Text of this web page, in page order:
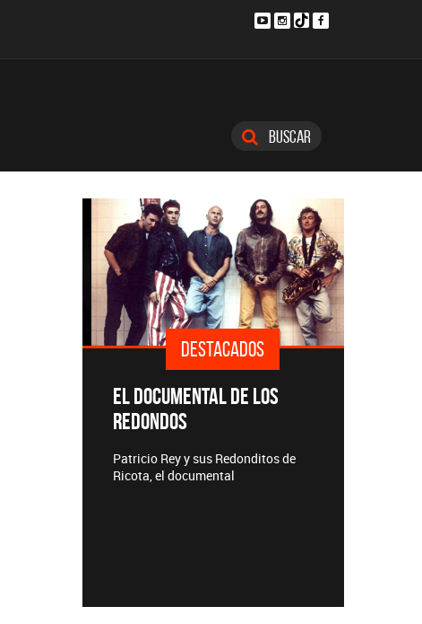
Buscar
DESTACADOS
EL DOCUMENTAL DE LOS
REDONDOS
Patricio Rey y sus Redonditos de
Ricota, el documental